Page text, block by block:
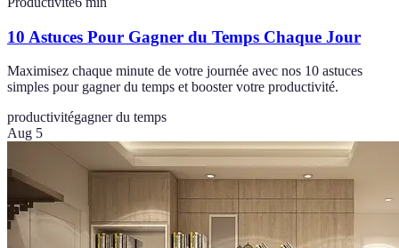
10 Astuces Pour Gagner du Temps Chaque Jour
Maximisez chaque minute de votre journée avec nos 10 astuces
simples pour gagner du temps et booster votre productivité.
productivitégagner du temps
Aug 5